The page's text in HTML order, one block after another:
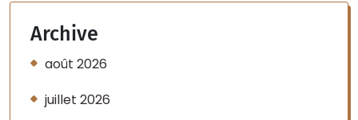
Archive
août 2026
juillet 2026